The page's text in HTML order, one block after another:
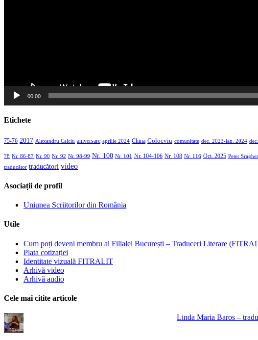
00:00
Etichete
75-76 2017 Alexandru Calciu aniversare aprilie 2024 China Colocviu comunitate dec. 2023-ian. 2024
78 Nr. 86-87 Nr. 90 Nr. 92 Nr. 98-99 Nr. 100 Nr. 101 Nr. 104-106 Nr. 108 Nr. 116 Oct. 2025 Peter Sragher
traducător traducători video
Asociații de profil
Uniunea Scriitorilor din România
Utile
Cum poți deveni membru al Filialei București – Traduceri Literare
Plata cotizației
Identitate vizuală FITRALIT
Arhivă video
Arhivă audio
Cele mai citite articole
Linda Maria Baros –